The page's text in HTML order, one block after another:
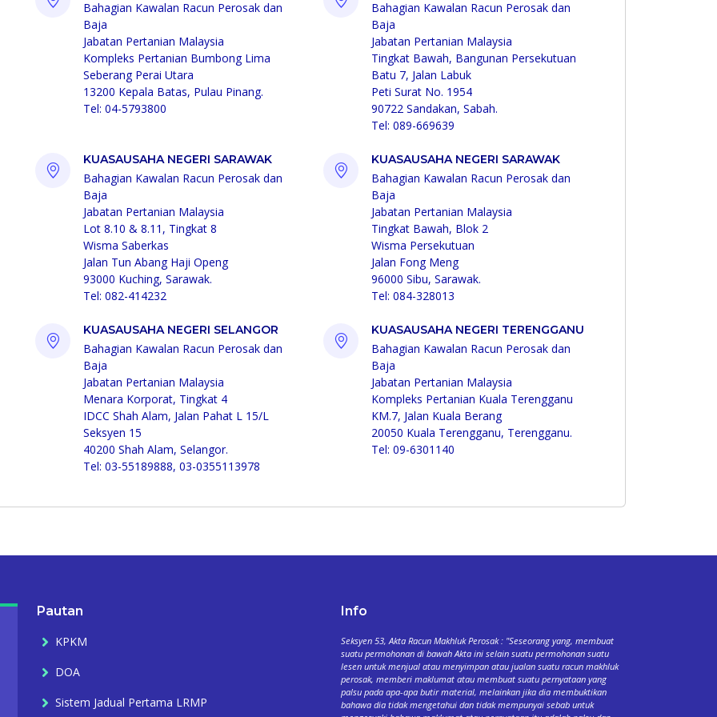
Bahagian Kawalan Racun Perosak dan
Baja
Jabatan Pertanian Malaysia
Kompleks Pertanian Bumbong Lima
Seberang Perai Utara
13200 Kepala Batas, Pulau Pinang.
Tel: 04-5793800
Bahagian Kawalan Racun Perosak dan
Baja
Jabatan Pertanian Malaysia
Tingkat Bawah, Bangunan Persekutuan
Batu 7, Jalan Labuk
Peti Surat No. 1954
90722 Sandakan, Sabah.
Tel: 089-669639
KUASAUSAHA NEGERI SARAWAK
Bahagian Kawalan Racun Perosak dan
Baja
Jabatan Pertanian Malaysia
Lot 8.10 & 8.11, Tingkat 8
Wisma Saberkas
Jalan Tun Abang Haji Openg
93000 Kuching, Sarawak.
Tel: 082-414232
KUASAUSAHA NEGERI SARAWAK
Bahagian Kawalan Racun Perosak dan
Baja
Jabatan Pertanian Malaysia
Tingkat Bawah, Blok 2
Wisma Persekutuan
Jalan Fong Meng
96000 Sibu, Sarawak.
Tel: 084-328013
KUASAUSAHA NEGERI SELANGOR
Bahagian Kawalan Racun Perosak dan
Baja
Jabatan Pertanian Malaysia
Menara Korporat, Tingkat 4
IDCC Shah Alam, Jalan Pahat L 15/L
Seksyen 15
40200 Shah Alam, Selangor.
Tel: 03-55189888, 03-0355113978
KUASAUSAHA NEGERI TERENGGANU
Bahagian Kawalan Racun Perosak dan
Baja
Jabatan Pertanian Malaysia
Kompleks Pertanian Kuala Terengganu
KM.7, Jalan Kuala Berang
20050 Kuala Terengganu, Terengganu.
Tel: 09-6301140
Pautan
KPKM
DOA
Sistem Jadual Pertama LRMP
Info
Seksyen 53, Akta Racun Makhluk Perosak : "Seseorang yang, membuat
suatu permohonan di bawah Akta ini selain suatu permohonan suatu
lesen untuk menjual atau menyimpan atau jualan suatu racun makhluk
perosak, memberi maklumat atau membuat suatu pernyataan yang
palsu pada apa-apa butir material, melainkan jika dia membuktikan
bahawa dia tidak mengetahui dan tidak mempunyai sebab untuk